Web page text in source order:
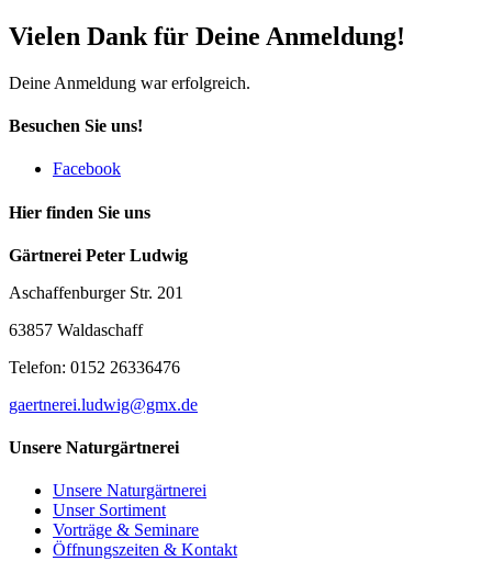
Vielen Dank für Deine Anmeldung!
Deine Anmeldung war erfolgreich.
Besuchen Sie uns!
Facebook
Hier finden Sie uns
Gärtnerei Peter Ludwig
Aschaffenburger Str. 201
63857 Waldaschaff
Telefon: 0152 26336476
gaertnerei.ludwig@gmx.de
Unsere Naturgärtnerei
Unsere Naturgärtnerei
Unser Sortiment
Vorträge & Seminare
Öffnungszeiten & Kontakt